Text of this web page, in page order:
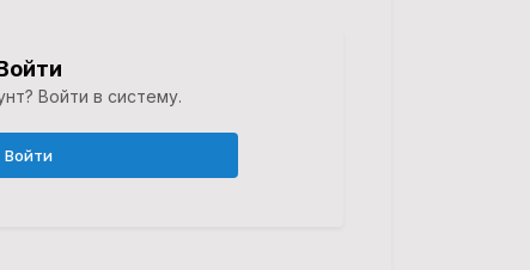
Войти в систему.
Войти